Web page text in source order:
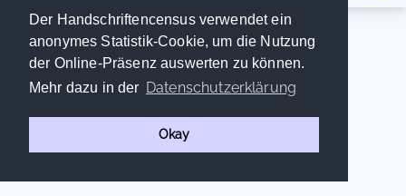
Der Handschriftencensus verwendet ein
anonymes Statistik-Cookie, um die Nutzung
der Online-Präsenz auswerten zu können.
Mehr dazu in der Datenschutzerklärung
Okay